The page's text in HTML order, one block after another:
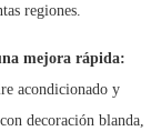
regiones.
mejora rápida:
acondicionado y
decoración blanda,